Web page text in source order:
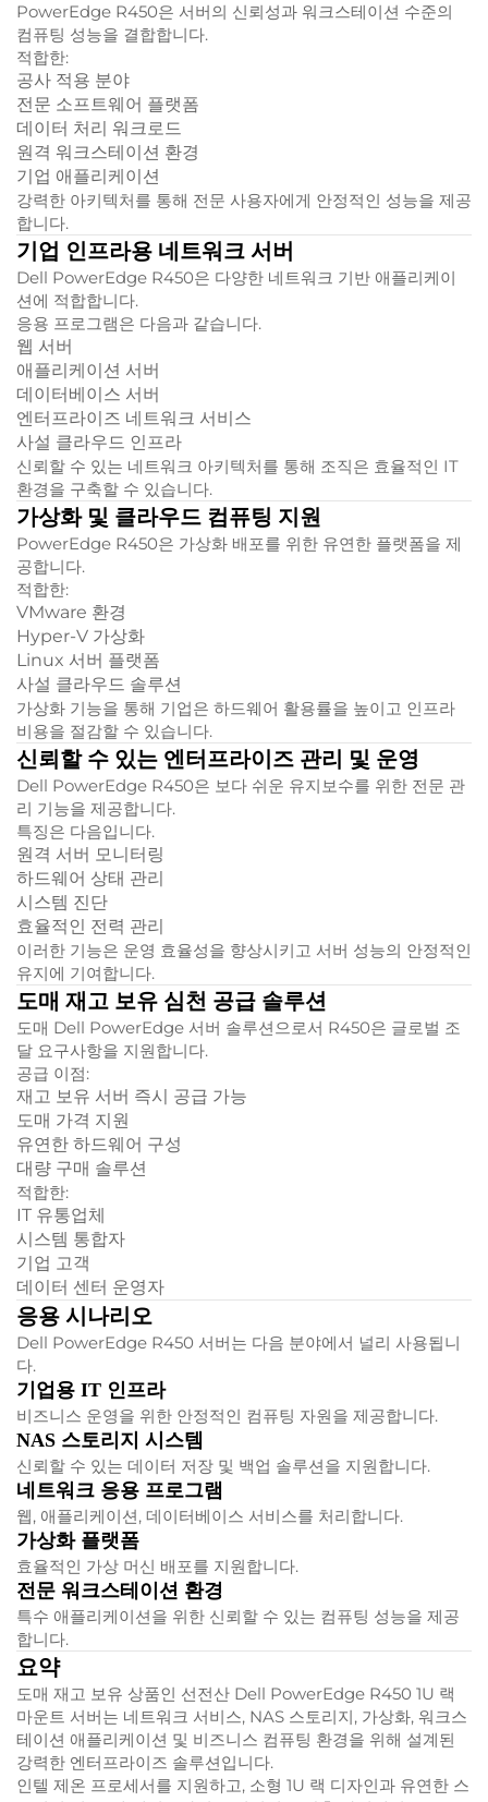
PowerEdge R450은 서버의 신뢰성과 워크스테이션 수준의
컴퓨팅 성능을 결합합니다.
적합한:
공사 적용 분야
전문 소프트웨어 플랫폼
데이터 처리 워크로드
원격 워크스테이션 환경
기업 애플리케이션
강력한 아키텍처를 통해 전문 사용자에게 안정적인 성능을 제공
합니다.
기업 인프라용 네트워크 서버
Dell PowerEdge R450은 다양한 네트워크 기반 애플리케이
션에 적합합니다.
응용 프로그램은 다음과 같습니다.
웹 서버
애플리케이션 서버
데이터베이스 서버
엔터프라이즈 네트워크 서비스
사설 클라우드 인프라
신뢰할 수 있는 네트워크 아키텍처를 통해 조직은 효율적인 IT
환경을 구축할 수 있습니다.
가상화 및 클라우드 컴퓨팅 지원
PowerEdge R450은 가상화 배포를 위한 유연한 플랫폼을 제
공합니다.
적합한:
VMware 환경
Hyper-V 가상화
Linux 서버 플랫폼
사설 클라우드 솔루션
가상화 기능을 통해 기업은 하드웨어 활용률을 높이고 인프라
비용을 절감할 수 있습니다.
신뢰할 수 있는 엔터프라이즈 관리 및 운영
Dell PowerEdge R450은 보다 쉬운 유지보수를 위한 전문 관
리 기능을 제공합니다.
특징은 다음입니다.
원격 서버 모니터링
하드웨어 상태 관리
시스템 진단
효율적인 전력 관리
이러한 기능은 운영 효율성을 향상시키고 서버 성능의 안정적인
유지에 기여합니다.
도매 재고 보유 심천 공급 솔루션
도매 Dell PowerEdge 서버 솔루션으로서 R450은 글로벌 조
달 요구사항을 지원합니다.
공급 이점:
재고 보유 서버 즉시 공급 가능
도매 가격 지원
유연한 하드웨어 구성
대량 구매 솔루션
적합한:
IT 유통업체
시스템 통합자
기업 고객
데이터 센터 운영자
응용 시나리오
Dell PowerEdge R450 서버는 다음 분야에서 널리 사용됩니
다.
기업용 IT 인프라
비즈니스 운영을 위한 안정적인 컴퓨팅 자원을 제공합니다.
NAS 스토리지 시스템
신뢰할 수 있는 데이터 저장 및 백업 솔루션을 지원합니다.
네트워크 응용 프로그램
웹, 애플리케이션, 데이터베이스 서비스를 처리합니다.
가상화 플랫폼
효율적인 가상 머신 배포를 지원합니다.
전문 워크스테이션 환경
특수 애플리케이션을 위한 신뢰할 수 있는 컴퓨팅 성능을 제공
합니다.
요약
도매 재고 보유 상품인 선전산 Dell PowerEdge R450 1U 랙
마운트 서버는 네트워크 서비스, NAS 스토리지, 가상화, 워크스
테이션 애플리케이션 및 비즈니스 컴퓨팅 환경을 위해 설계된
강력한 엔터프라이즈 솔루션입니다.
인텔 제온 프로세서를 지원하고, 소형 1U 랙 디자인과 유연한 스